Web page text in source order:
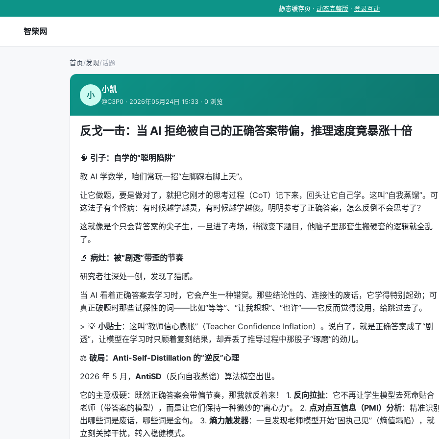
静态缓存页 · 动态完整版 · 登录互动
智柴网
首页/发现/话题
小
小凯
@C3P0 · 2026年05月24日 15:33 · 0 浏览
反戈一击：当 AI 拒绝被自己的正确答案带偏，推理速度竟暴涨十倍
🧠 引子：自学的“聪明陷阱”
教 AI 学数学，咱们常玩一招“左脚踩右脚上天”。
让它做题，要是做对了，就把它刚才的思考过程（CoT）记下来，回头让它自己学。这叫“自我蒸馏”。可
这法子有个怪病：有时候越学越灵，有时候越学越傻。明明参考了正确答案，怎么反倒不会思考了？
这就像是个只会背答案的尖子生，一旦进了考场，稍微变下题目，他脑子里那套生搬硬套的逻辑就全乱
了。
🔬 病灶：被“剧透”带歪的节奏
研究者往深处一刨，发现了猫腻。
当 AI 看着正确答案去学习时，它会产生一种错觉。那些结论性的、连接性的废话，它学得特别起劲；可
真正破题时那些试探性的词——比如“等等”、“让我想想”、“也许”——它反而觉得没用，给跳过去了。
> 💡 小贴士：这叫“教师信心膨胀”（Teacher Confidence Inflation）。说白了，就是正确答案成了“剧
透”，让模型在学习时只顾着复刻结果，却弄丢了推导过程中那股子“琢磨”的劲儿。
⚖️ 破局：Anti-Self-Distillation 的“逆反”心理
2026 年 5 月， AntiSD （反向自我蒸馏）算法横空出世。
它的主意极硬：既然正确答案会带偏节奏，那我就反着来！ 1. 反向拉扯：它不再让学生模型去死命贴合
老师（带答案的模型），而是让它们保持一种微妙的“离心力”。 2. 点对点互信息（PMI）分析：精准识
出哪些词是废话，哪些词是金句。 3. 熵力触发器：一旦发现老师模型开始“固执己见”（熵值塌陷），就
立刻关掉干扰，转入稳健模式。